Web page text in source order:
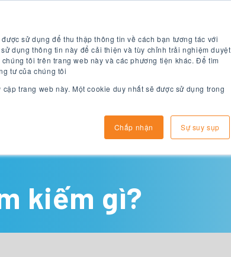
sử dụng để thu thập thông tin về cách bạn tương tác với
dụng thông tin này để cải thiện và tùy chỉnh trải nghiệm duyệt
tôi trên trang web này và các phương tiện khác. Để tìm
tư của chúng tôi
trang web này. Một cookie duy nhất sẽ được sử dụng trong
Chấp nhận Sự suy sụp
kiếm gì?